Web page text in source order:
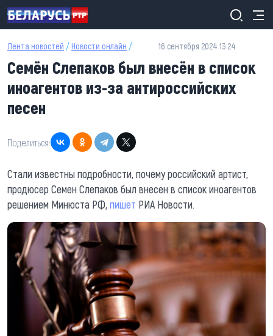
Перейти к основному содержанию
Лента новостей / Новости онлайн / 16 сентября 2024 13:24
Семён Слепаков был внесён в список
иноагентов из-за антироссийских
песен
Поделиться:
Стали известны подробности, почему российский артист,
продюсер Семен Слепаков был внесен в список иноагентов
решением Минюста РФ,пишет РИА Новости.